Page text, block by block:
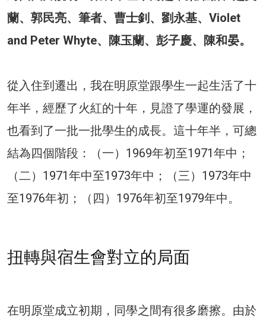
蘭、郭民亮、筆者、曹士釗、劉永基、Violet
and Peter Whyte、陳玉蘭、彭子慶、陳和晏。
從入住到遷出，我在明原堂跟學生一起生活了十
年半，經歷了火紅的十年，見證了學運的發展，
也看到了一批一批學生的成長。這十年半，可總
結為四個階段：（一）1969年初至1971年中；
（二）1971年中至1973年中；（三）1973年中
至1976年初；（四）1976年初至1979年中。
扭轉與宿生會對立的局面
在明原堂成立初期，同學之間有很多磨擦。由於